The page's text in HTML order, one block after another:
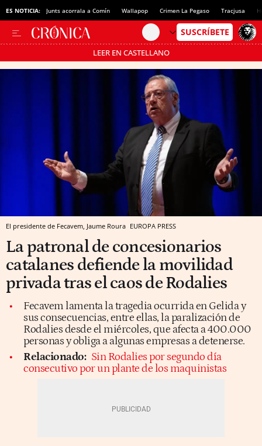
ES NOTICIA: Junts acorrala a Comín Wallapop Crimen La Pegaso Tracjusa
LEER EN CASTELLANO
Pásate al MODO AHORRO
El presidente de Fecavem, Jaume Roura EUROPA PRESS
La patronal de concesionarios
catalanes defiende la movilidad
privada tras el caos de Rodalies
Fecavem lamenta la tragedia ocurrida en Gelida y
sus consecuencias, entre ellas, la paralización de
Rodalies desde el miércoles, que afecta a 400.000
personas y obliga a algunas empresas a detenerse.
Relacionado: Sin Rodalies por segundo día
consecutivo por un plante de los maquinistas